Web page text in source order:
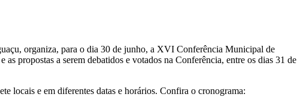
organiza, para o dia 30 de junho, a XVI Conferência Municipal de
propostas a serem debatidos e votados na Conferência, entre os dias 31 de
locais e em diferentes datas e horários. Confira o cronograma: